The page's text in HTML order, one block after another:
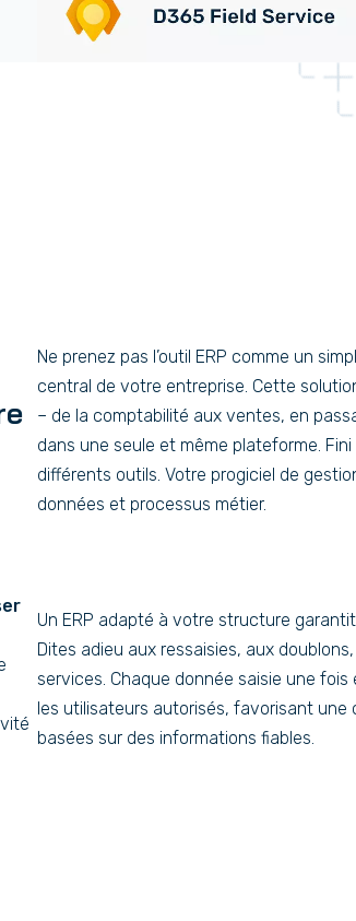
Ne prenez pas l’outil ERP comme un
central de votre entreprise. Cette
– de la comptabilité aux ventes, en
dans une seule et même plateforme.
différents outils. Votre progiciel de
données et processus métier.
Un ERP adapté à votre structure
Dites adieu aux ressaisies, aux
services. Chaque donnée saisie une
les utilisateurs autorisés, favorisant
basées sur des informations fiables.